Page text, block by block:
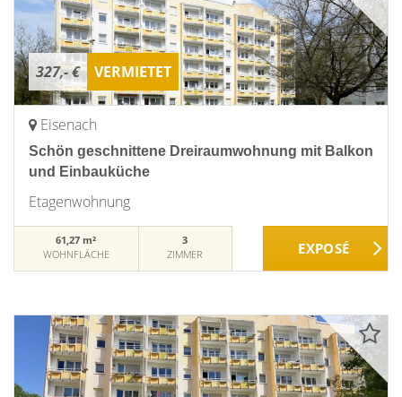
327,- € VERMIETET
Eisenach
Schön geschnittene Dreiraumwohnung mit Balkon
und Einbauküche
Etagenwohnung
61,27 m²
WOHNFLÄCHE
3
ZIMMER